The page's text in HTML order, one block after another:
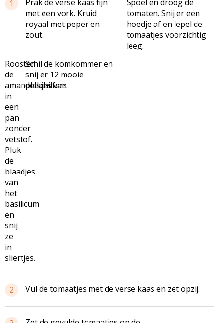
1
Prak de verse kaas fijn
met een vork. Kruid
royaal met peper en
zout.
Spoel en droog de
tomaten. Snij er een
hoedje af en lepel de
tomaatjes voorzichtig
leeg.
Rooster
de
amandelschilfers
in
een
pan
zonder
vetstof.
Pluk
de
blaadjes
van
het
basilicum
en
snij
ze
in
sliertjes.
Schil de komkommer en
snij er 12 mooie
plakjes van.
2 Vul de tomaatjes met de verse kaas en zet opzij.